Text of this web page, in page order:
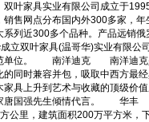
实业有限公司成立于1995年
售网点分布国内外300多家，
列近300多个品种。产品远销
立双叶家具(温哥华)实业有限
单位。 南洋迪克 南洋迪克
同时兼容并包，吸取中西方最
具上升到艺术与收藏的顶级价
唐国强先生倾情代言。 华丰
公里，建筑面积200万平方米